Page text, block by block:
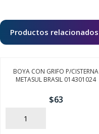
Productos relacionados
BOYA CON GRIFO P/CISTERNA
METASUL BRASIL 014301024
$63
AÑADIR